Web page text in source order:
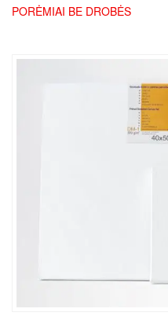
PORĖMIAI BE DROBĖS